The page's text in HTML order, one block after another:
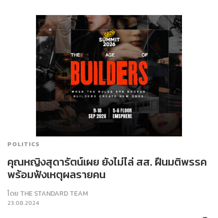
POLITICS
คุณหญิงสุดารัตน์เผย ยังไม่ไล่ สส. ฝืนมติพรรค
พร้อมฟังเหตุผลรายคน
โดย THE STANDARD TEAM
23.08.2024